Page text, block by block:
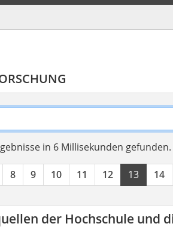
in 6 Millisekunden gefunden.
8 9 10 11 12 13 14
der Hochschule und